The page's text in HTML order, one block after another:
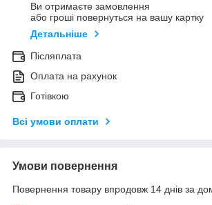
Ви отримаєте замовлення
або гроші повернуться на вашу картку
Детальніше
Післяплата
Оплата на рахунок
Готівкою
Всі умови оплати
Умови повернення
Повернення товару впродовж 14 днів за